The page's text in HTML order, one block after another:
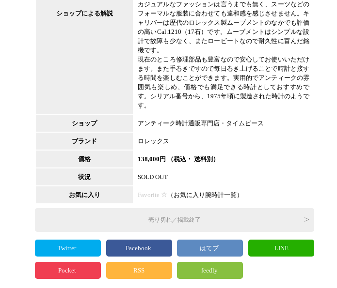
ショップによる解説
カジュアルなファッションは言うまでも無く、スーツなどの
フォーマルな服装に合わせても違和感を感じさせません。キ
ャリバーは歴代のロレックス製ムーブメントのなかでも評価
の高いCal.1210（17石）です。ムーブメントはシンプルな設
計で故障も少なく、またロービートなので耐久性に富んだ銘
機です。
現在のところ修理部品も豊富なので安心してお使いいただけ
ます。また手巻きですので毎日巻き上げることで時計と接す
る時間を楽しむことができます。実用的でアンティークの雰
囲気も楽しめ、価格でも満足できる時計としておすすめで
す。シリアル番号から、1975年頃に製造された時計のようで
す。
ショップ アンティーク時計通販専門店・タイムピース
ブランド ロレックス
価格 138,000 円 （税込・ 送料別）
状況 SOLD OUT
お気に入り Favorite （ お気に入り腕時計一覧 ）
売り切れ／掲載終了
Twitter Facebook はてブ LINE
Pocket RSS feedly